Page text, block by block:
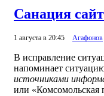
Санация
1 августа в 20:45 Агафонов
В исправление
напоминает
источниками
или «Комсомольская